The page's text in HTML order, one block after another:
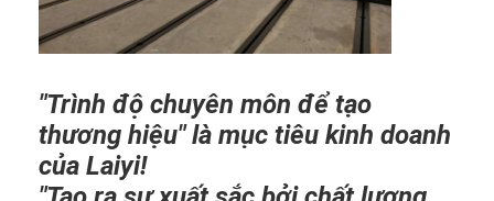
"Trình độ chuyên môn để tạo
thương hiệu" là mục tiêu kinh doanh
của Laiyi!